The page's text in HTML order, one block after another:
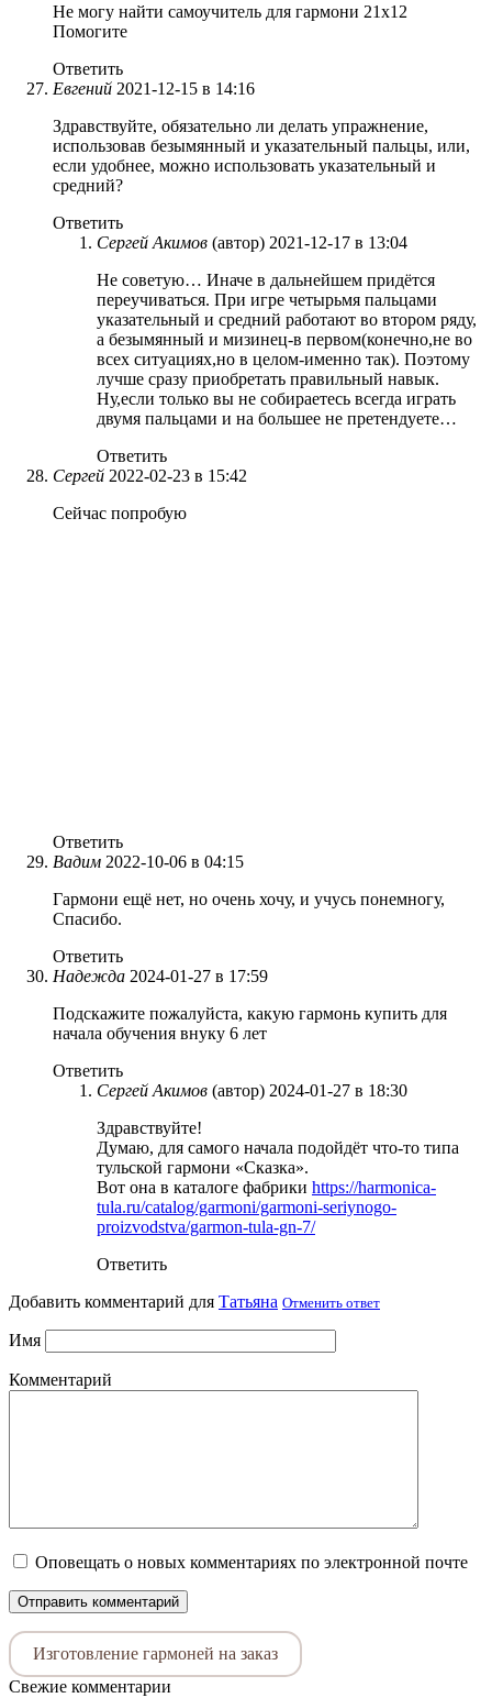
Не могу найти самоучитель для гармони 21х12
Помогите
Ответить
Евгений 2021-12-15 в 14:16
Здравствуйте, обязательно ли делать упражнение,
использовав безымянный и указательный пальцы, или,
если удобнее, можно использовать указательный и
средний?
Ответить
Сергей Акимов (автор) 2021-12-17 в 13:04
Не советую… Иначе в дальнейшем придётся
переучиваться. При игре четырьмя пальцами
указательный и средний работают во втором ряду,
а безымянный и мизинец-в первом(конечно,не во
всех ситуациях,но в целом-именно так). Поэтому
лучше сразу приобретать правильный навык.
Ну,если только вы не собираетесь всегда играть
двумя пальцами и на большее не претендуете…
Ответить
Сергей 2022-02-23 в 15:42
Сейчас попробую
Ответить
Вадим 2022-10-06 в 04:15
Гармони ещё нет, но очень хочу, и учусь понемногу,
Спасибо.
Ответить
Надежда 2024-01-27 в 17:59
Подскажите пожалуйста, какую гармонь купить для
начала обучения внуку 6 лет
Ответить
Сергей Акимов (автор) 2024-01-27 в 18:30
Здравствуйте!
Думаю, для самого начала подойдёт что-то типа
тульской гармони «Сказка».
Вот она в каталоге фабрики https://harmonica-
tula.ru/catalog/garmoni/garmoni-seriynogo-
proizvodstva/garmon-tula-gn-7/
Ответить
Добавить комментарий для Татьяна Отменить ответ
Имя
Комментарий
Оповещать о новых комментариях по электронной почте
Изготовление гармоней на заказ
Свежие комментарии